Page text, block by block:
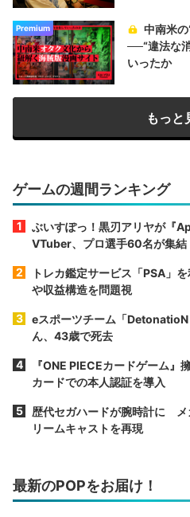
Premium
中南米
──“違法な
いったか
もっと
ゲームの週間ランキング
ぶいすぽっ！黒刃アリヤが『
VTuber、プロ選手60名が集結
トレカ鑑定サービス「PSA」
や収益構造を問題視
eスポーツチーム「
ん、43歳で死去
『ONE PIECEカードゲーム』
カードでの本人認証を導入
歴代セガハードが腕時計に メ
リームキャストを再現
最新のPOPをお届け！